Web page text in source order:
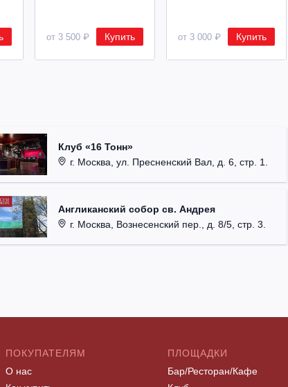
от 3 500 ₽ Купить от 3 000 ₽ Купить
Клуб «16 Тонн»
г. Москва, ул. Пресненский Вал, д. 6, стр. 1.
Англиканский собор св. Андрея
г. Москва, Вознесенский пер., д. 8/5, стр. 3.
ПОКУПАТЕЛЯМ
О нас
ПЛОЩАДКИ
Бар/Ресторан/Кафе